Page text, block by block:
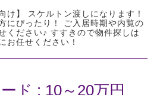
け】 スケルトン渡しになります！
にぴったり！ ご入居時期や内覧の
ください♪ すすきので物件探しは
お任せください！
ド : 10～20万円